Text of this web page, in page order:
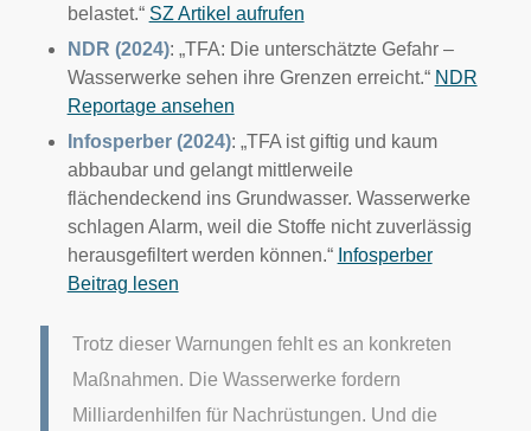
belastet.“ SZ Artikel aufrufen
NDR (2024): „TFA: Die unterschätzte Gefahr –
Wasserwerke sehen ihre Grenzen erreicht.“ NDR
Reportage ansehen
Infosperber (2024): „TFA ist giftig und kaum
abbaubar und gelangt mittlerweile
flächendeckend ins Grundwasser. Wasserwerke
schlagen Alarm, weil die Stoffe nicht zuverlässig
herausgefiltert werden können.“ Infosperber
Beitrag lesen
Trotz dieser Warnungen fehlt es an konkreten
Maßnahmen. Die Wasserwerke fordern
Milliardenhilfen für Nachrüstungen. Und die